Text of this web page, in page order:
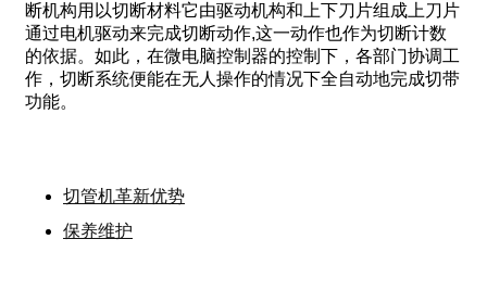
断机构用以切断材料它由驱动机构和上下刀片组成上刀片
通过电机驱动来完成切断动作,这一动作也作为切断计数
的依据。如此，在微电脑控制器的控制下，各部门协调工
作，切断系统便能在无人操作的情况下全自动地完成切带
功能。
切管机革新优势
保养维护